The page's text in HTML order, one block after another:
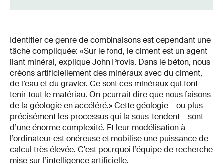
Identifier ce genre de combinaisons est cependant une
tâche compliquée: «Sur le fond, le ciment est un agent
liant minéral, explique John Provis. Dans le béton, nous
créons artificiellement des minéraux avec du ciment,
de l’eau et du gravier. Ce sont ces minéraux qui font
tenir tout le matériau. On pourrait dire que nous faisons
de la géologie en accéléré.» Cette géologie – ou plus
précisément les processus qui la sous-tendent – sont
d’une énorme complexité. Et leur modélisation à
l’ordinateur est onéreuse et mobilise une puissance de
calcul très élevée. C'est pourquoi l’équipe de recherche
mise sur l’intelligence artificielle.